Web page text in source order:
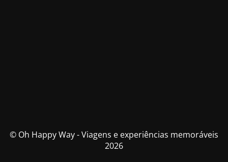
© Oh Happy Way - Viagens e experiências memoráveis
2026